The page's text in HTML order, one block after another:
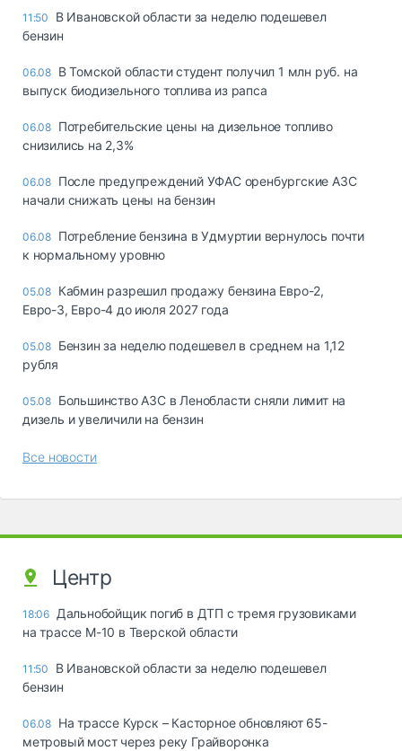
11:50
В Ивановской области за неделю подешевел
бензин
06.08 В Томской области студент получил 1 млн руб. на
выпуск биодизельного топлива из рапса
06.08 Потребительские цены на дизельное топливо
снизились на 2,3%
06.08 После предупреждений УФАС оренбургские АЗС
начали снижать цены на бензин
06.08 Потребление бензина в Удмуртии вернулось почти
к нормальному уровню
05.08 Кабмин разрешил продажу бензина Евро-2,
Евро-3, Евро-4 до июля 2027 года
05.08 Бензин за неделю подешевел в среднем на 1,12
рубля
05.08 Большинство АЗС в Ленобласти сняли лимит на
дизель и увеличили на бензин
Все новости
Центр
18:06 Дальнобойщик погиб в ДТП с тремя грузовиками
на трассе М-10 в Тверской области
11:50
В Ивановской области за неделю подешевел
бензин
06.08 На трассе Курск – Касторное обновляют 65-
метровый мост через реку Грайворонка